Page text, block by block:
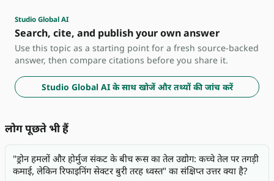
Studio Global AI
Search, cite, and publish your own answer
Use this topic as a starting point for a fresh source-backed
answer, then compare citations before you share it.
Studio Global AI के साथ खोजें और तथ्यों की जांच करें
लोग पूछते भी हैं
"ड्रोन हमलों और होर्मुज संकट के बीच रूस का तेल उद्योग: कच्चे तेल पर तगड़ी
कमाई, लेकिन रिफाइनिंग सेक्टर बुरी तरह ध्वस्त" का संक्षिप्त उत्तर क्या है?